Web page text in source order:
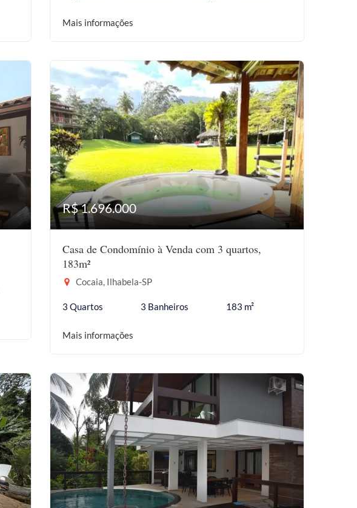
Mais informações
R$ 1.696.000
Casa de Condomínio à Venda com 3 quartos,
183m²
Cocaia, Ilhabela-SP
3 Quartos 3 Banheiros 183 m²
Mais informações